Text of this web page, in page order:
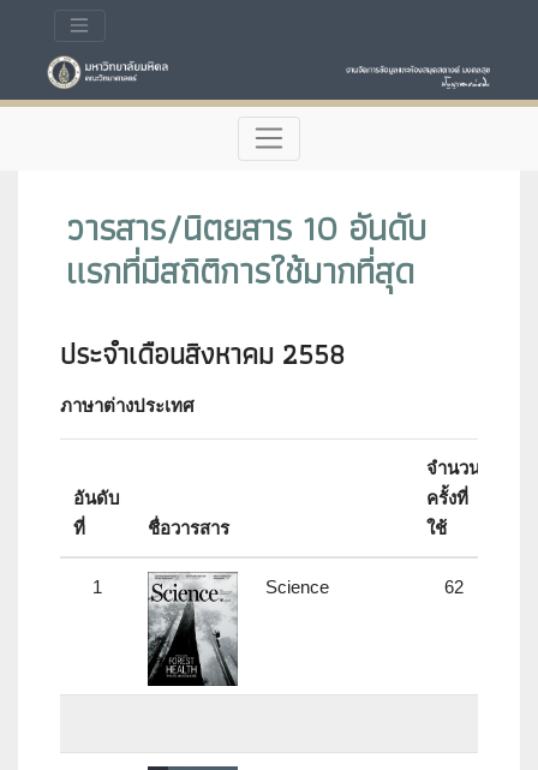
วารสาร/นิตยสาร 10 อันดับ
แรกที่มีสถิติการใช้มากที่สุด
ประจำเดือนสิงหาคม 2558
ภาษาต่างประเทศ
อันดับ
ที่
ชื่อวารสาร
จำนวน
ครั้งที่
ใช้
1 Science 62